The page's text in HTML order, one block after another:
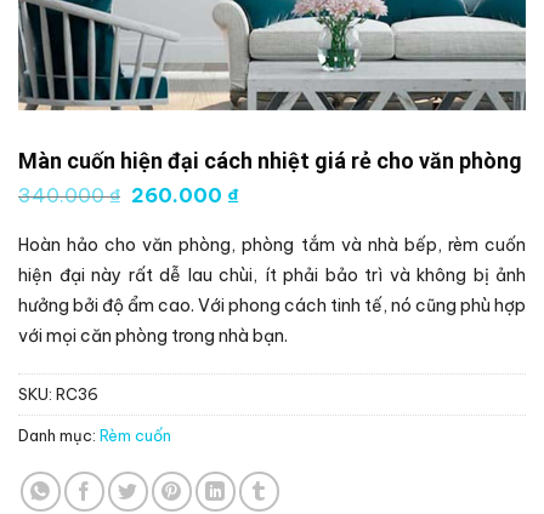
Màn cuốn hiện đại cách nhiệt giá rẻ cho văn phòng
340.000₫ Giá
340.000 ₫.
260.000 ₫Giá
tại
là:
260.000 ₫.
Hoàn hảo cho văn phòng, phòng tắm và nhà bếp, rèm cuốn
hiện đại này rất dễ lau chùi, ít phải bảo trì và không bị ảnh
hưởng bởi độ ẩm cao. Với phong cách tinh tế, nó cũng phù hợp
với mọi căn phòng trong nhà bạn.
SKU: RC36
Danh mục: Rèm cuốn